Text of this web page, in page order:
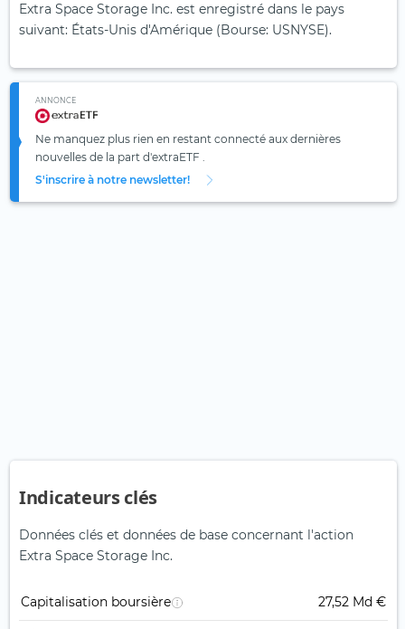
Extra Space Storage Inc. est enregistré dans le pays
suivant: États-Unis d'Amérique (Bourse: USNYSE).
ANNONCE
Ne manquez plus rien en restant connecté aux dernières
nouvelles de la part d'extraETF .
S'inscrire à notre newsletter!
Indicateurs clés
Données clés et données de base concernant l'action
Extra Space Storage Inc.
Capitalisation boursière 27,52 Md €